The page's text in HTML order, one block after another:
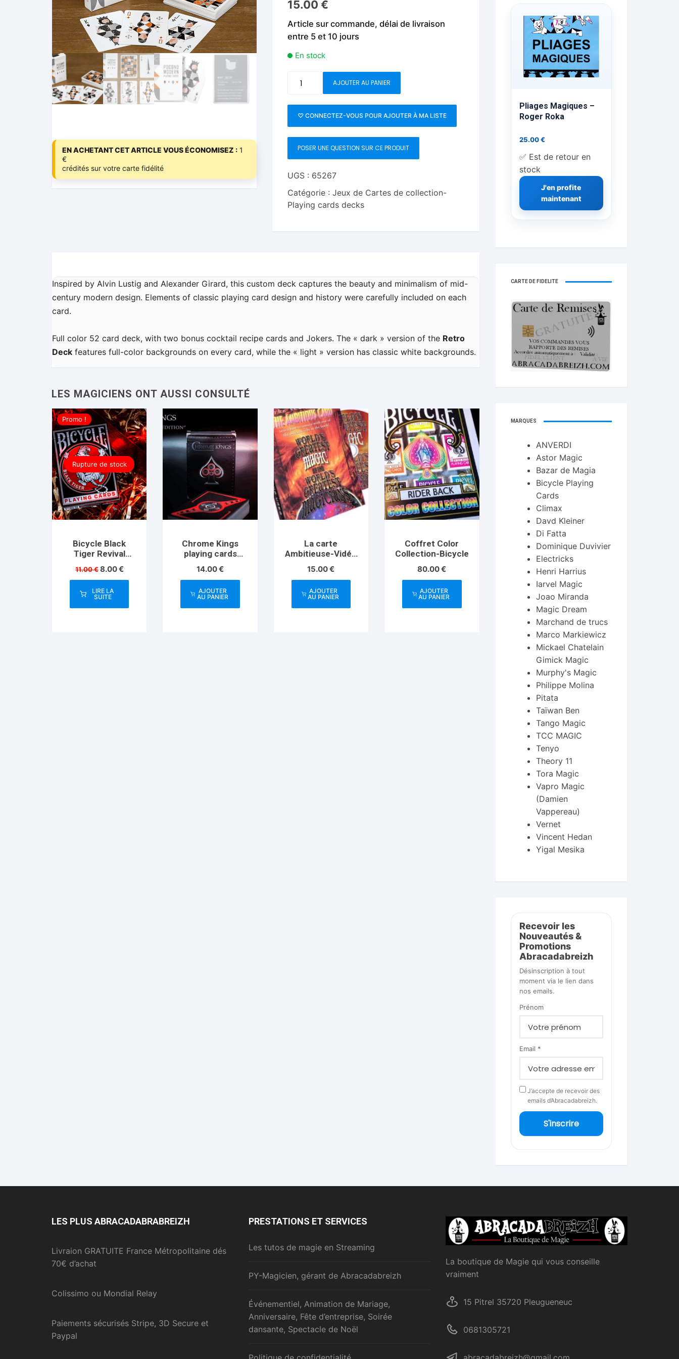
Foulards C.Up
Feu
Mentalisme salon et scène
Livres sur la Magie
Livres en Anglais
EN ACHETANT CET ARTICLE VOUS ÉCONOMISEZ : 1
€
crédités sur votre carte fidélité
15.00€
Article sur commande, délai de livraison
entre 5 et 10 jours
En stock
Deck
(White)
Playing
Cards
AJOUTER AU PANIER
♡ CONNECTEZ-VOUS POUR AJOUTER À MA LISTE
POSER UNE QUESTION SUR CE PRODUIT
UGS : 65267
Catégorie :Jeux de Cartes de collection-
Playing cards decks
Inspired by Alvin Lustig and Alexander Girard, this custom deck captures the beauty and minimalism of mid-
century modern design. Elements of classic playing card design and history were carefully included on each
card.
Full color 52 card deck, with two bonus cocktail recipe cards and Jokers. The « dark » version of the Retro
Deck features full-color backgrounds on every card, while the « light » version has classic white backgrounds.
Rupture de stock
Promo !
Bicycle Black
Tiger Revival
Edition
11.00€ Le
prix
initial
était :
8.00€Le
prix
8.00 €.
LIRE LA
SUITE
Chrome Kings
playing cards
Player Red
14.00€
AJOUTER
AU PANIER
La carte
Ambitieuse-Vidéo
téléchargeable
15.00€
AJOUTER
AU PANIER
Coffret Color
Collection-Bicycle
80.00€
AJOUTER
AU PANIER
Pliages Magiques –
Roger Roka
25.00€
✅ Est de retour en
stock
J'en profite
maintenant
CARTE DE FIDELITÉ
MARQUES
ANVERDI
Astor Magic
Bazar de Magia
Bicycle Playing
Cards
Climax
Davd Kleiner
Di Fatta
Dominique Duvivier
Electricks
Henri Harrius
Iarvel Magic
Joao Miranda
Magic Dream
Marchand de trucs
Marco Markiewicz
Mickael Chatelain
Gimick Magic
Murphy's Magic
Philippe Molina
Pitata
Taïwan Ben
Tango Magic
TCC MAGIC
Tenyo
Theory 11
Tora Magic
Vapro Magic
(Damien
Vappereau)
Vernet
Vincent Hedan
Yigal Mesika
Recevoir les
Nouveautés &
Promotions
Abracadabreizh
Désinscription à tout
moment via le lien dans
nos emails.
Prénom
Email *
J’accepte de recevoir des
emails d’Abracadabreizh.
S'inscrire
LES PLUS ABRACADABRABREIZH
Livraion GRATUITE France Métropolitaine dés
70€ d’achat
Colissimo ou Mondial Relay
Paiements sécurisés Stripe, 3D Secure et
Paypal
PRESTATIONS ET SERVICES
Les tutos de magie en Streaming
PY-Magicien, gérant de Abracadabreizh
Événementiel, Animation de Mariage,
Anniversaire, Fête d’entreprise, Soirée
dansante, Spectacle de Noël
La boutique de Magie qui vous conseille
vraiment
15 Pitrel 35720 Pleugueneuc
0681305721